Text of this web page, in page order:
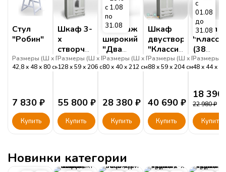
Стул
"Робин"
Размеры (Ш Г В)
42,8
48 80 см
7 830 ₽
Купить
Шкаф 3-
х
створчатый
"Классика"
(38
зеркалом
Размеры (Ш Г В)
128
59 206 см
55 800 ₽
Купить
с 1.08
по
31.08
Стеллаж
широкий
"Два
плюс
Два"
ирландский)
Размеры (Ш Г В)
80
40 212 см
28 380 ₽
Купить
Шкаф
двустворчатый
"Классика"
(38
Попугаев)
Размеры (Ш Г В)
88
59 204 см
40 690 ₽
Купить
с
01.08
до
31.08
Пенал
(38
Размеры (
48
44
18 390
22 980₽
Купить
Новинки категории